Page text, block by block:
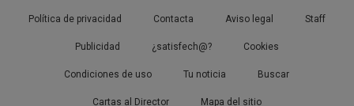
Política de privacidad Contacta Aviso legal Staff
Publicidad ¿satisfech@? Cookies
Condiciones de uso Tu noticia Buscar
Cartas al Director Mapa del sitio